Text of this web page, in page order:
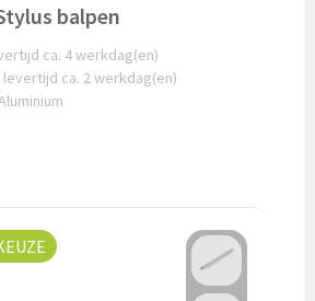
balpen
ca. 4 werkdag(en)
ca. 2 werkdag(en)